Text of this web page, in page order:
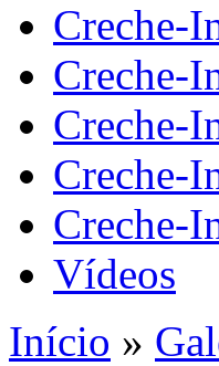
Creche-
Creche-
Creche-
Creche-
Creche-
Vídeos
Início »